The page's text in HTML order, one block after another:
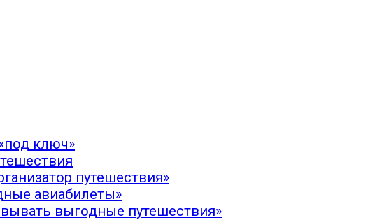
ключ»
путешествия»
авиабилеты»
выгодные путешествия»